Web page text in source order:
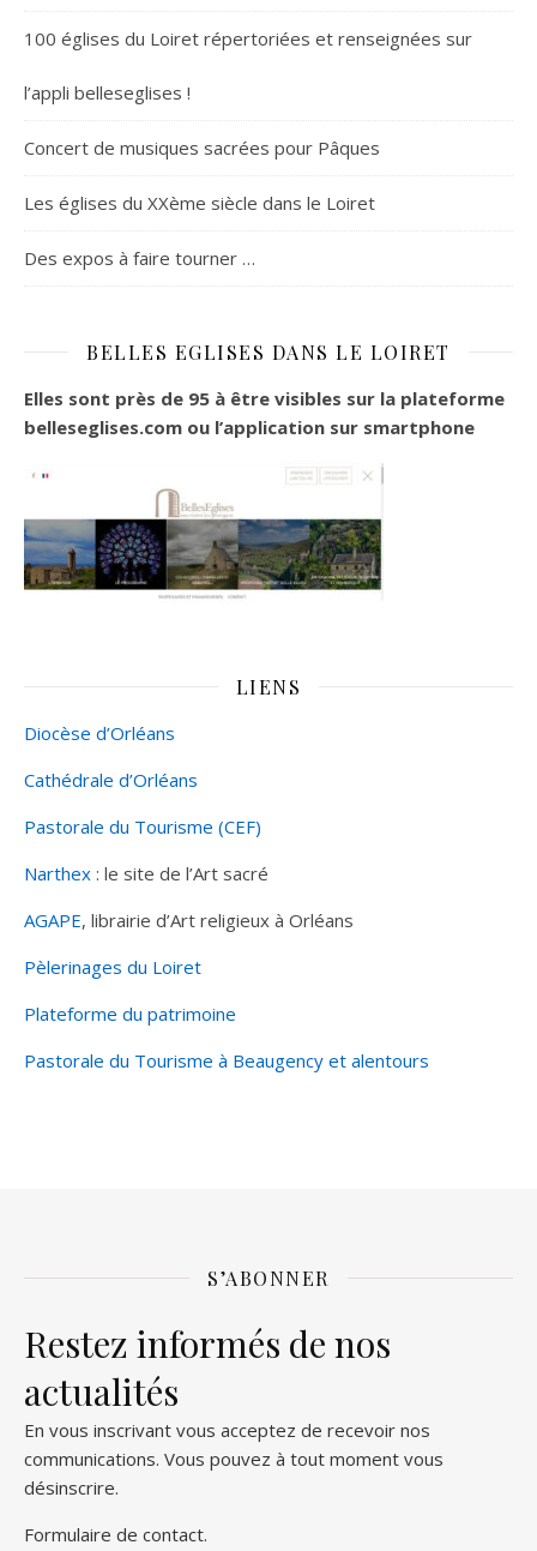
100 églises du Loiret répertoriées et renseignées sur
l’appli belleseglises !
Concert de musiques sacrées pour Pâques
Les églises du XXème siècle dans le Loiret
Des expos à faire tourner …
BELLES EGLISES DANS LE LOIRET
Elles sont près de 95 à être visibles sur la plateforme
belleseglises.com ou l’application sur smartphone
LIENS
Diocèse d’Orléans
Cathédrale d’Orléans
Pastorale du Tourisme (CEF)
Narthex : le site de l’Art sacré
AGAPE, librairie d’Art religieux à Orléans
Pèlerinages du Loiret
Plateforme du patrimoine
Pastorale du Tourisme à Beaugency et alentours
S’ABONNER
Restez informés de nos
actualités
En vous inscrivant vous acceptez de recevoir nos
communications. Vous pouvez à tout moment vous
désinscrire.
Formulaire de contact.